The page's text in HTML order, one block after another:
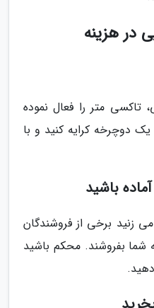
در هزینه
تاکسی متر را فعال نموده
دوچرخه کرایه کنید و با
باشید
زنید برخی از فروشندگان
شما بفروشند. محکم باشید